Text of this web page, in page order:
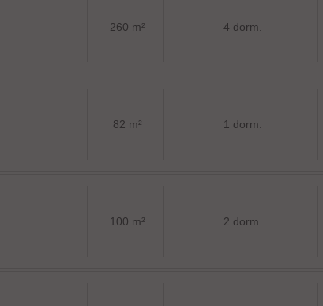
260 m² 4 dorm.
82 m² 1 dorm.
100 m² 2 dorm.